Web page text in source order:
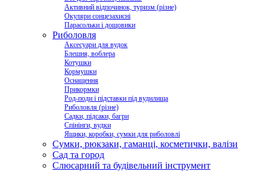
Активний відпочинок, туризм (різне)
Окуляри сонцезахисні
Парасольки і дощовики
Риболовля
Аксесуари для вудок
Блешня, воблера
Котушки
Кормушки
Оснащення
Прикормки
Род-поди і підставки під вудилища
Риболовля (різне)
Садки, підсаки, багри
Спінінги, вудки
Ящики, коробки, сумки для риболовлі
Сумки, рюкзаки, гаманці, косметички, валізи
Сад та город
Слюсарний та будівельний інструмент